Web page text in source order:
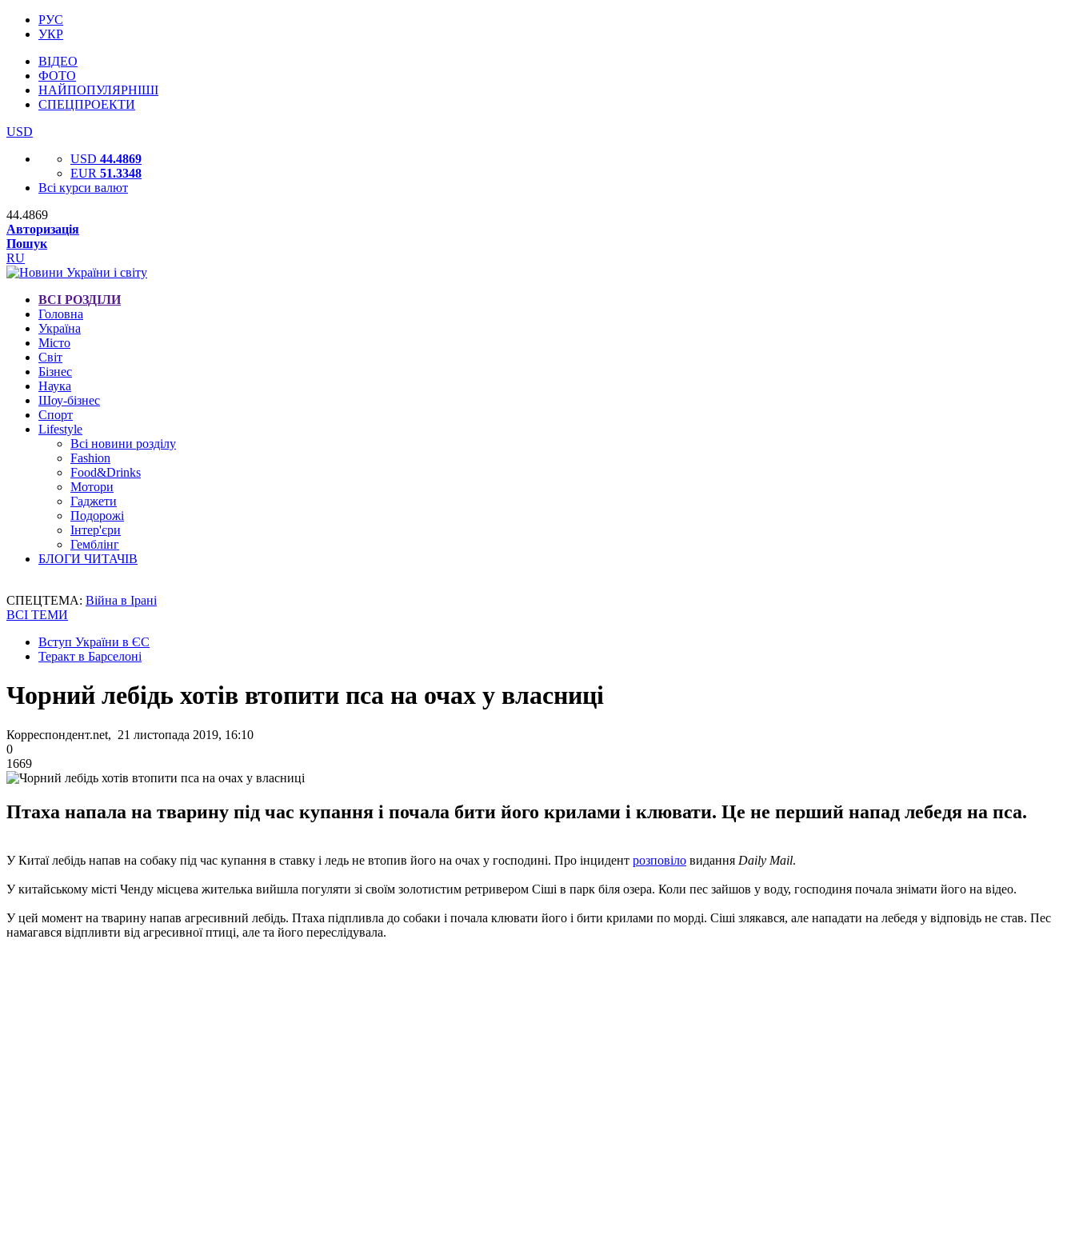
РУС
УКР
ВІДЕО
ФОТО
НАЙПОПУЛЯРНІШІ
СПЕЦПРОЕКТИ
USD
USD 44.4869
EUR 51.3348
Всі курси валют
44.4869
Авторизація
Пошук
RU
ВСІ РОЗДІЛИ
Головна
Україна
Місто
Світ
Бізнес
Наука
Шоу-бізнес
Спорт
Lifestyle
Всі новини розділу
Fashion
Food&Drinks
Мотори
Гаджети
Подорожі
Інтер'єри
Гемблінг
БЛОГИ ЧИТАЧІВ
СПЕЦТЕМА: Війна в Ірані
ВСІ ТЕМИ
Вступ України в ЄС
Теракт в Барселоні
Чорний лебідь хотів втопити пса на очах у власниці
Корреспондент.net, 21 листопада 2019, 16:10
0
1669
Птаха напала на тварину під час купання і почала бити його крилами і клювати. Це не перший напад лебедя на пса.
У Китаї лебідь напав на собаку під час купання в ставку і ледь не втопив його на очах у господині. Про інцидент розповіло видання Daily Mail.
У китайському місті Ченду місцева жителька вийшла погуляти зі своїм золотистим ретривером Сіші в парк біля озера. Коли пес зайшов у воду, господиня почала знімати його на відео.
У цей момент на тварину напав агресивний лебідь. Птаха підпливла до собаки і почала клювати його і бити крилами по морді. Сіші злякався, але нападати на лебедя у відповідь не став. Пес
намагався відпливти від агресивної птиці, але та його переслідувала.